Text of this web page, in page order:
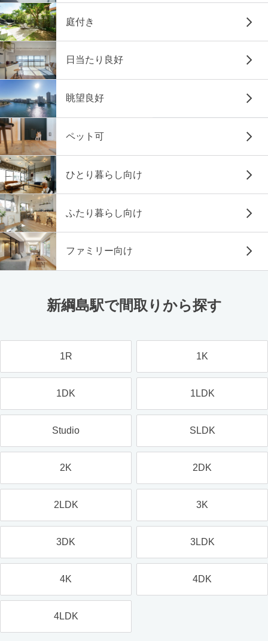
庭付き
日当たり良好
眺望良好
ペット可
ひとり暮らし向け
ふたり暮らし向け
ファミリー向け
新綱島駅で間取りから探す
1R 1K
1DK 1LDK
Studio SLDK
2K 2DK
2LDK 3K
3DK 3LDK
4K 4DK
4LDK